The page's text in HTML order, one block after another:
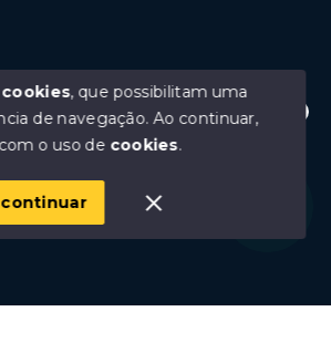
Estamos disponíveis para te ajudar.
- Portal Rio das Ostras, Creci 10675-
cookies, que possibilitam uma
de navegação.Ao continuar,
o uso de cookies.